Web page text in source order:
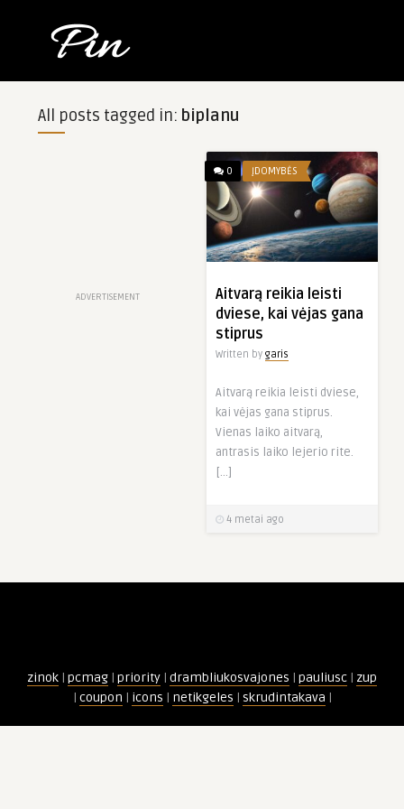
All posts tagged in: biplanu
ADVERTISEMENT
0 ĮDOMYBĖS
Aitvarą reikia leisti
dviese, kai vėjas gana
stiprus
Written by garis
Aitvarą reikia leisti dviese,
kai vėjas gana stiprus.
Vienas laiko aitvarą,
antrasis laiko lejerio rite.
[…]
4 metai ago
zinok | pcmag | priority | drambliukosvajones | pauliusc | zup
| coupon | icons | netikgeles | skrudintakava |